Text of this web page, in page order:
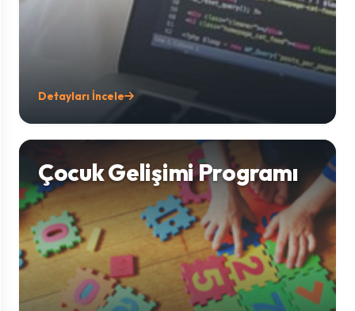
Detayları İncele
Çocuk Gelişimi Programı